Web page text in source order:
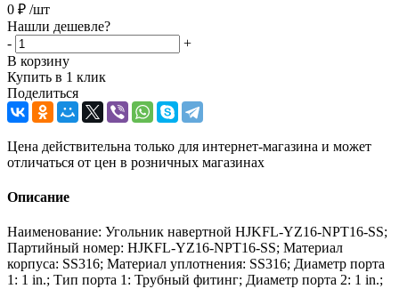
0 ₽ /шт
Нашли дешевле?
-
+
В корзину
Купить в 1 клик
Поделиться
Цена действительна только для интернет-магазина и может
отличаться от цен в розничных магазинах
Описание
Наименование: Угольник навертной HJKFL-YZ16-NPT16-SS;
Партийный номер: HJKFL-YZ16-NPT16-SS; Материал
корпуса: SS316; Материал уплотнения: SS316; Диаметр порта
1: 1 in.; Тип порта 1: Трубный фитинг; Диаметр порта 2: 1 in.;